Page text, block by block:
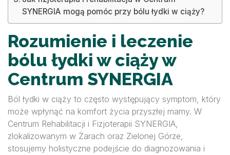
SYNERGIA mogą pomóc przy bólu łydki w ciąży?
Rozumienie i leczenie
bólu łydki w ciąży w
Centrum SYNERGIA
Ból łydki w ciąży to często występujący symptom, który
może wpłynąć na komfort życia przyszłej mamy. W
Centrum Rehabilitacji i Fizjoterapii SYNERGIA,
zlokalizowanym w Żarach oraz Zielonej Górze,
stosujemy holistyczne podejście do diagnozowania i